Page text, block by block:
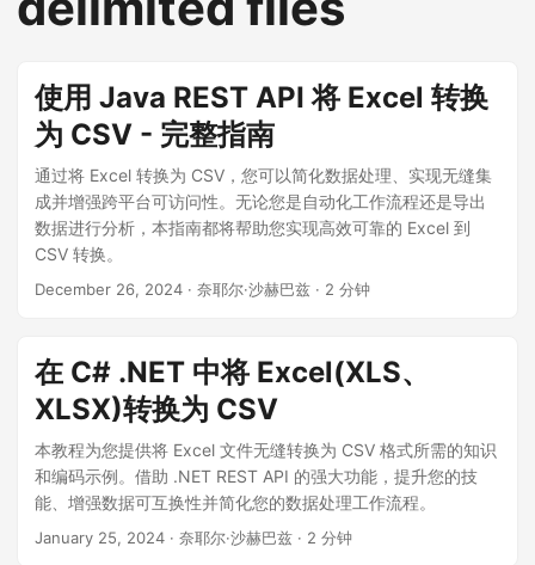
使用 Java REST API 将 Excel 转换
为 CSV - 完整指南
通过将 Excel 转换为 CSV，您可以简化数据处理、实现无缝集
成并增强跨平台可访问性。无论您是自动化工作流程还是导出
数据进行分析，本指南都将帮助您实现高效可靠的 Excel 到
CSV 转换。
December 26, 2024 · 奈耶尔·沙赫巴兹 · 2 分钟
在 C# .NET 中将 Excel(XLS、
XLSX)转换为 CSV
本教程为您提供将 Excel 文件无缝转换为 CSV 格式所需的知识
和编码示例。借助 .NET REST API 的强大功能，提升您的技
能、增强数据可互换性并简化您的数据处理工作流程。
January 25, 2024 · 奈耶尔·沙赫巴兹 · 2 分钟